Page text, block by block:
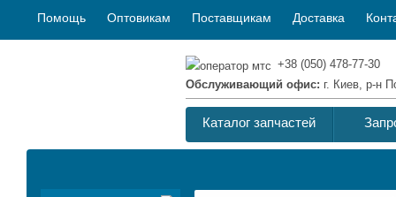
Помощь Оптовикам Поставщикам Доставка
+38 (050) 478-77-30
Обслуживающий офис: г. Киев, р-н
Каталог запчастей